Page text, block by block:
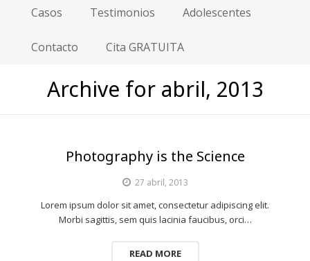
Casos Testimonios Adolescentes
Contacto Cita GRATUITA
Archive for abril, 2013
Photography is the Science
27 abril, 2013
Lorem ipsum dolor sit amet, consectetur adipiscing elit.
Morbi sagittis, sem quis lacinia faucibus, orci…
READ MORE